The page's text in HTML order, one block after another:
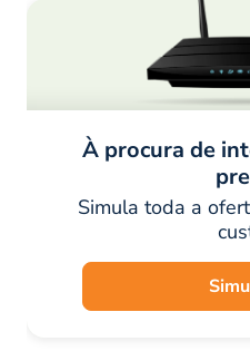
À procura de
Simula toda a